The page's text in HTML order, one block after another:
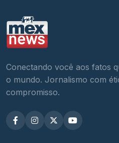
Conectando você aos fatos
o mundo. Jornalismo com
compromisso.